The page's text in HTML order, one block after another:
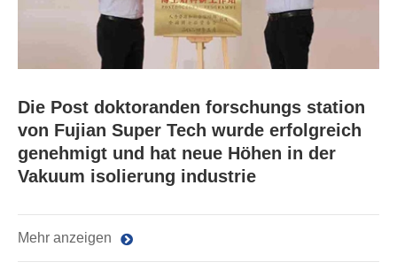
Die Post doktoranden forschungs station
von Fujian Super Tech wurde erfolgreich
genehmigt und hat neue Höhen in der
Vakuum isolierung industrie
Mehr anzeigen